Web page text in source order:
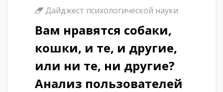
Дайджест психологической науки
Вам нравятся собаки,
кошки, и те, и другие,
или ни те, ни другие?
Анализ пользователей